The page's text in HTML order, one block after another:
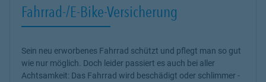
Fahrrad-/E-Bike-Versicherung
Sein neu erworbenes Fahrrad schützt und pflegt man so gut
wie nur möglich. Doch leider passiert es auch bei aller
Achtsamkeit: Das Fahrrad wird beschädigt oder schlimmer -